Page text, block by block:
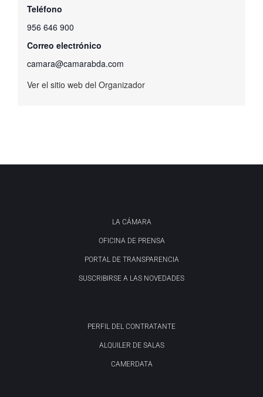
Teléfono
956 646 900
Correo electrónico
camara@camarabda.com
Ver el sitio web del Organizador
LA CÁMARA
OFICINA DE PRENSA
PORTAL DE TRANSPARENCIA
SUSCRIBIRSE A LAS NOVEDADES
PERFIL DEL CONTRATANTE
ALQUILER DE SALAS
CAMERDATA